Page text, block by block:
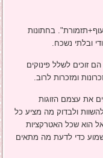
בחתונות
ובלתי נשכח.
זוכים לשלל פינוקים
ומזכרות לרוב.
את עצמם הזוגות
ולבדוק מה מציע כל
הוא שכל האטרקציות
כדי לדעת מה מתאים